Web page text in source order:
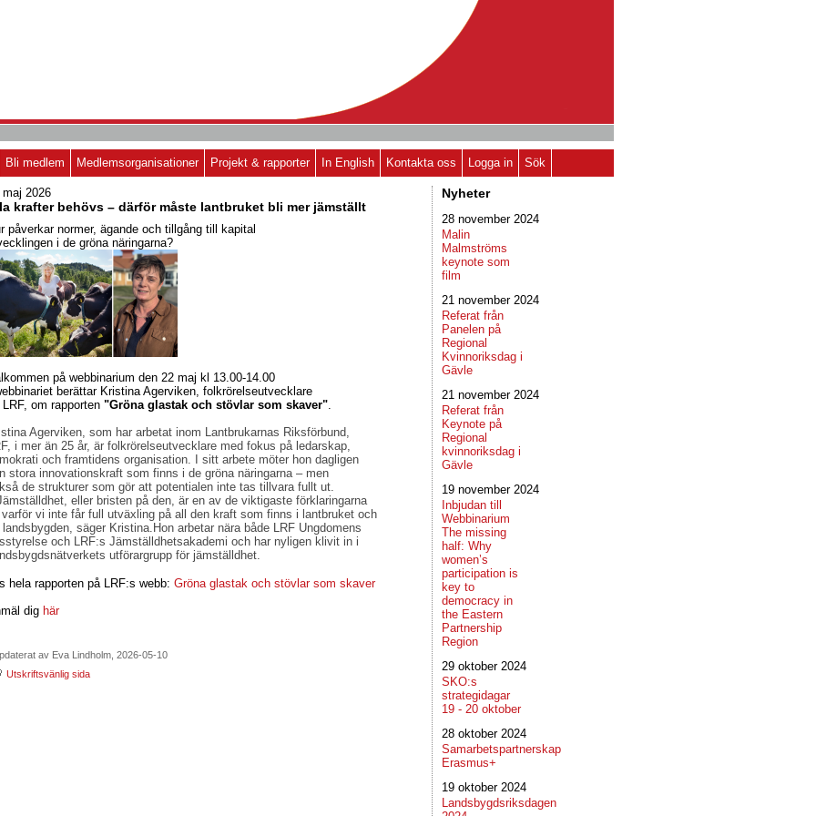
Bli medlem Medlemsorganisationer Projekt & rapporter In English Kontakta oss Logga in Sök
maj 2026
krafter behövs – därför måste lantbruket bli mer jämställt
påverkar normer, ägande och tillgång till kapital
i de gröna näringarna?
på webbinarium den 22 maj kl 13.00-14.00
berättar Kristina Agerviken, folkrörelseutvecklare
LRF, om rapporten "Gröna glastak och stövlar som skaver".
Agerviken, som har arbetat inom Lantbrukarnas Riksförbund,
i mer än 25 år, är folkrörelseutvecklare med fokus på ledarskap,
och framtidens organisation. I sitt arbete möter hon dagligen
stora innovationskraft som finns i de gröna näringarna – men
de strukturer som gör att potentialen inte tas tillvara fullt ut.
eller bristen på den, är en av de viktigaste förklaringarna
vi inte får full utväxling på all den kraft som finns i lantbruket och
landsbygden, säger Kristina.Hon arbetar nära både LRF Ungdomens
och LRF:s Jämställdhetsakademi och har nyligen klivit in i
utförargrupp för jämställdhet.
hela rapporten på LRF:s webb: Gröna glastak och stövlar som skaver
dig här
av Eva Lindholm, 2026-05-10
Utskriftsvänlig sida
Nyheter
28 november 2024
Malin
Malmströms
keynote som
film
21 november 2024
Referat från
Panelen på
Regional
Kvinnoriksdag i
Gävle
21 november 2024
Referat från
Keynote på
Regional
kvinnoriksdag i
Gävle
19 november 2024
Inbjudan till
Webbinarium
The missing
half: Why
women’s
participation is
key to
democracy in
the Eastern
Partnership
Region
29 oktober 2024
SKO:s
strategidagar
19 - 20 oktober
28 oktober 2024
Samarbetspartnerskap
Erasmus+
19 oktober 2024
Landsbygdsriksdagen